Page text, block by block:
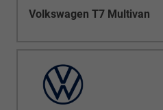
Volkswagen T7 Multivan